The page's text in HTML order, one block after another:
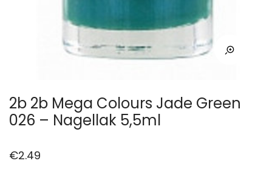
2b 2b Mega Colours Jade Green
026 – Nagellak 5,5ml
€2.49